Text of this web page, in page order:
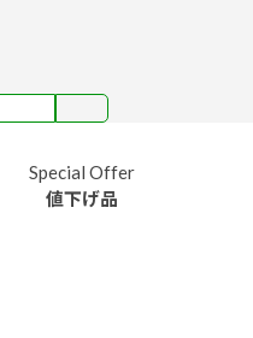
Special Offer
値下げ品